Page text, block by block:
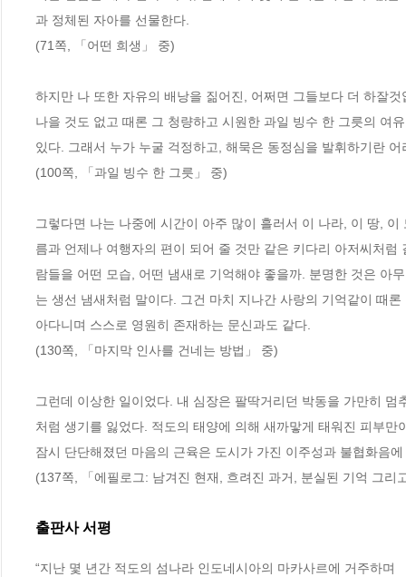
과 정체된 자아를 선물한다.
(71쪽, 「어떤 희생」 중)
하지만 나 또한 자유의 배낭을 짊어진, 어쩌면 그들보다 더 하잘
나을 것도 없고 때론 그 청량하고 시원한 과일 빙수 한 그릇의 여
있다. 그래서 누가 누굴 걱정하고, 해묵은 동정심을 발휘하기란
(100쪽, 「과일 빙수 한 그릇」 중)
그렇다면 나는 나중에 시간이 아주 많이 흘러서 이 나라, 이 땅,
름과 언제나 여행자의 편이 되어 줄 것만 같은 키다리 아저씨처
람들을 어떤 모습, 어떤 냄새로 기억해야 좋을까. 분명한 것은 아
는 생선 냄새처럼 말이다. 그건 마치 지나간 사랑의 기억같이 때
아다니며 스스로 영원히 존재하는 문신과도 같다.
(130쪽, 「마지막 인사를 건네는 방법」 중)
그런데 이상한 일이었다. 내 심장은 팔딱거리던 박동을 가만히
처럼 생기를 잃었다. 적도의 태양에 의해 새까맣게 태워진 피부
잠시 단단해졌던 마음의 근육은 도시가 가진 이주성과 불협화음
(137쪽, 「에필로그: 남겨진 현재, 흐려진 과거, 분실된 기억 그리
출판사 서평
“지난 몇 년간 적도의 섬나라 인도네시아의 마카사르에 거주하며